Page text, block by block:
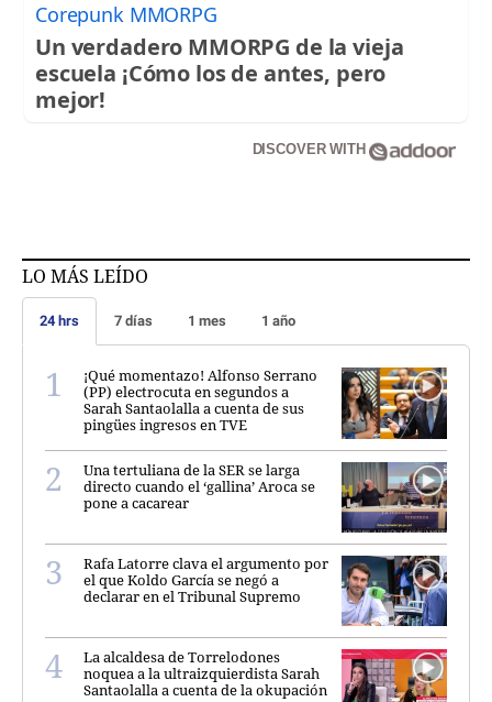
ENLACES
MEDIOS
MÁS SERVICIOS
Corepunk MMORPG
Un verdadero MMORPG de la vieja
escuela ¡Cómo los de antes, pero
mejor!
DISCOVER WITH
LO MÁS LEÍDO
24 hrs 7 días 1 mes 1 año
¡Qué momentazo! Alfonso Serrano
(PP) electrocuta en segundos a
Sarah Santaolalla a cuenta de sus
pingües ingresos en TVE
Una tertuliana de la SER se larga
directo cuando el ‘gallina’ Aroca se
pone a cacarear
Rafa Latorre clava el argumento por
el que Koldo García se negó a
declarar en el Tribunal Supremo
La alcaldesa de Torrelodones
noquea a la ultraizquierdista Sarah
Santaolalla a cuenta de la okupación